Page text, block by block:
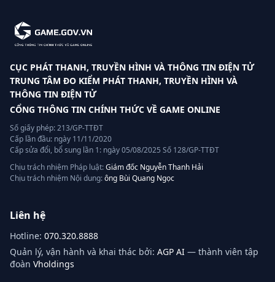
CỤC PHÁT THANH, TRUYỀN HÌNH VÀ THÔNG TIN ĐIỆN TỬ
TRUNG TÂM ĐO KIỂM PHÁT THANH, TRUYỀN HÌNH VÀ
THÔNG TIN ĐIỆN TỬ
CỔNG THÔNG TIN CHÍNH THỨC VỀ GAME ONLINE
Số giấy phép: 213/GP-TTĐT
Cấp lần đầu: ngày 11/11/2020
Cấp sửa đổi, bổ sung lần 1: ngày 05/08/2025 Số 128/GP-TTĐT
Chịu trách nhiệm Pháp luật:Giám đốc Nguyễn Thanh Hải
Chịu trách nhiệm Nội dung:ông Bùi Quang Ngọc
Liên hệ
Hotline: 070.320.8888
Quản lý, vận hành và khai thác bởi: AGP AI — thành viên tập
đoàn Vholdings